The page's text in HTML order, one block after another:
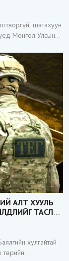
шатахуун
Монгол Улсын
АЛТ ХУУЛЬ
ТАСЛАН
хулгайтай
төрийн